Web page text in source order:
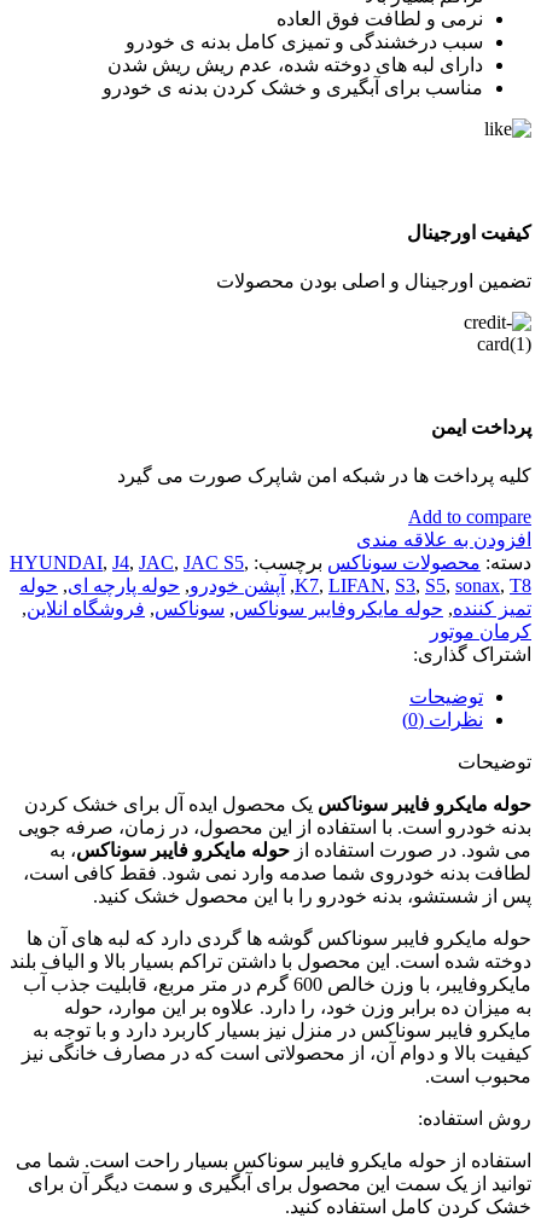
نرمی و لطافت فوق العاده
سبب درخشندگی و تمیزی کامل بدنه ی خودرو
دارای لبه های دوخته شده، عدم ریش ریش شدن
مناسب برای آبگیری و خشک کردن بدنه ی خودرو
کیفیت اورجینال
تضمین اورجینال و اصلی بودن محصولات
پرداخت ایمن
کلیه پرداخت ها در شبکه امن شاپرک صورت می گیرد
Add to compare
افزودن به علاقه مندی
دسته: محصولات سوناکس برچسب: HYUNDAI, J4, JAC, JAC S5,
K7, LIFAN, S3, S5, sonax, T8
, آپشن خودرو, حوله پارچه ای, حوله
تمیز کننده, حوله مایکروفایبر سوناکس, سوناکس, فروشگاه انلاین,
کرمان موتور
اشتراک گذاری:
توضیحات
نظرات (0)
توضیحات
حوله مایکرو فایبر سوناکس یک محصول ایده آل برای خشک کردن
بدنه خودرو است. با استفاده از این محصول، در زمان، صرفه جویی
می شود. در صورت استفاده از حوله مایکرو فایبر سوناکس، به
لطافت بدنه خودروی شما صدمه وارد نمی شود. فقط کافی است،
پس از شستشو، بدنه خودرو را با این محصول خشک کنید.
حوله مایکرو فایبر سوناکس گوشه ها گردی دارد که لبه های آن ها
دوخته شده است. این محصول با داشتن تراکم بسیار بالا و الیاف بلند
مایکروفایبر، با وزن خالص 600 گرم در متر مربع، قابلیت جذب آب
به میزان ده برابر وزن خود، را دارد. علاوه بر این موارد، حوله
مایکرو فایبر سوناکس در منزل نیز بسیار کاربرد دارد و با توجه به
کیفیت بالا و دوام آن، از محصولاتی است که در مصارف خانگی نیز
محبوب است.
روش استفاده:
استفاده از حوله مایکرو فایبر سوناکس بسیار راحت است. شما می
توانید از یک سمت این محصول برای آبگیری و سمت دیگر آن برای
خشک کردن کامل استفاده کنید.